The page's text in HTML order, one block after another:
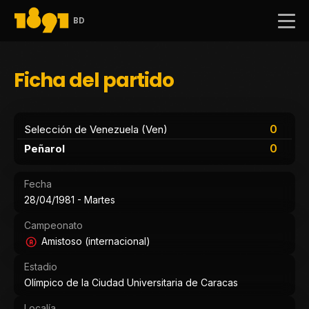
BD
Ficha del partido
Selección de Venezuela (Ven)
0
0
Peñarol
Fecha
28/04/1981 - Martes
Campeonato
Amistoso (internacional)
Estadio
Olímpico de la Ciudad Universitaria de Caracas